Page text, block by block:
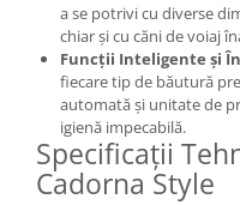
a se potrivi cu diverse
chiar și cu căni de voiaj
Funcții Inteligente și
fiecare tip de băutură
automată și unitate de
igienă impecabilă.
Specificații
Cadorna Style